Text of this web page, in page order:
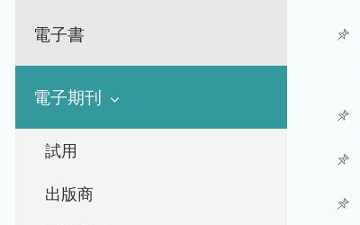
電子書
電子期刊
試用
出版商